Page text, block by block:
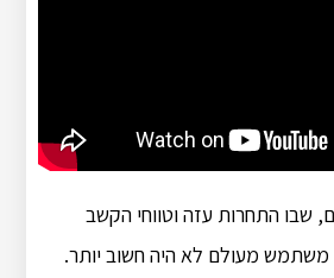
שבו התחרות עזה וטווחי הקשב
משתמש מעולם לא היה חשוב יותר.